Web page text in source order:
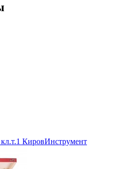
КировИнструмент